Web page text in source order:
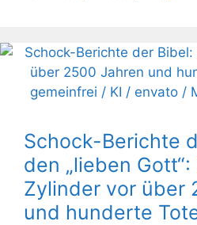
Schock-Berichte
den „lieben
Zylinder vor über
und hunderte